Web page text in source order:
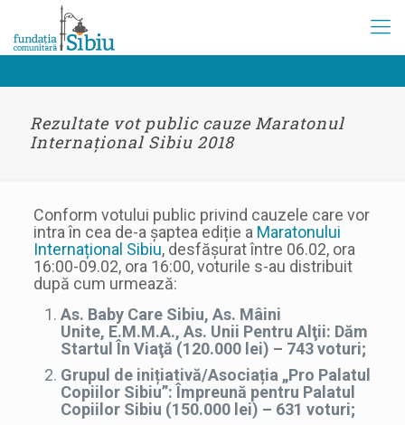
Rezultate vot public cauze Maratonul
Internațional Sibiu 2018
Conform votului public privind cauzele care vor
intra în cea de-a șaptea ediție a Maratonului
Internațional Sibiu, desfășurat între 06.02, ora
16:00-09.02, ora 16:00, voturile s-au distribuit
după cum urmează:
As. Baby Care Sibiu, As. Mâini
Unite, E.M.M.A., As. Unii Pentru Alţii: Dăm
Startul În Viaţă (120.000 lei) – 743 voturi;
Grupul de inițiativă/Asociația „Pro Palatul
Copiilor Sibiu”: Împreună pentru Palatul
Copiilor Sibiu (150.000 lei) – 631 voturi;